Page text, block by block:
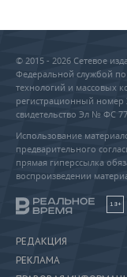
© 2015 - 2026 Сетевое
Федеральной службой
технологий и массовых
регистрационный номер
свидетельство Эл № ФС
Использование
предварительного
прямая гиперссылка
воспроизведении
18+
РЕДАКЦИЯ
РЕКЛАМА